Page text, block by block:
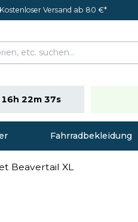
Kostenloser Versand ab 80 €*
16h 22m 36s
Fahrradbekleidung
Beavertail XL